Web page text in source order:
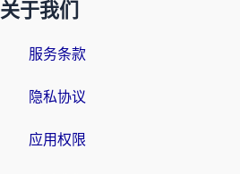
关于我们
服务条款
隐私协议
应用权限